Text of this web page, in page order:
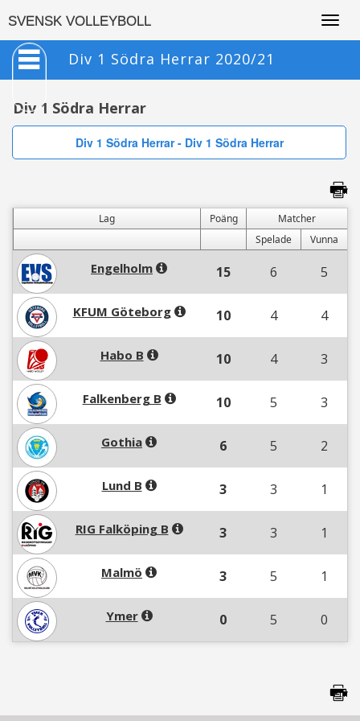
SVENSK VOLLEYBOLL
Div 1 Södra Herrar 2020/21
Div 1 Södra Herrar
Div 1 Södra Herrar - Div 1 Södra Herrar
Lag Poäng
Matcher
Spelade
Vunna
Engelholm 15 6 5
KFUM Göteborg 10 4 4
Habo B 10 4 3
Falkenberg B 10 5 3
Gothia 6 5 2
Lund B 3 3 1
RIG Falköping B 3 3 1
Malmö 3 5 1
Ymer 0 5 0